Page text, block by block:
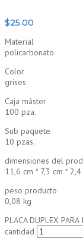
$25.00
Material
policarbonato
Color
grises
Caja máster
100 pza.
Sub paquete
10 pzas.
dimensiones del
11,6 cm * 7,3 cm * 2,4
peso producto
0,08 kg
PLACA DUPLEX PARA
cantidad